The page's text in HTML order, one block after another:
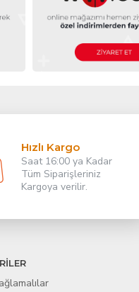
Hızlı Kargo
Saat 16:00 ya Kadar
Tüm Siparişleriniz
Kargoya verilir.